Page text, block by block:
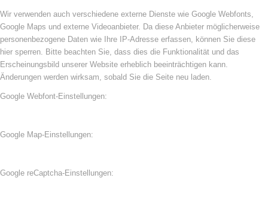
Wir verwenden auch verschiedene externe Dienste wie Google Webfonts,
Google Maps und externe Videoanbieter. Da diese Anbieter möglicherweise
personenbezogene Daten wie Ihre IP-Adresse erfassen, können Sie diese
hier sperren. Bitte beachten Sie, dass dies die Funktionalität und das
Erscheinungsbild unserer Website erheblich beeinträchtigen kann.
Änderungen werden wirksam, sobald Sie die Seite neu laden.
Google Webfont-Einstellungen:
Google Map-Einstellungen:
Google reCaptcha-Einstellungen: